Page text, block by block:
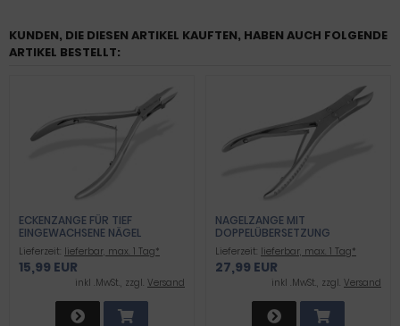
KUNDEN, DIE DIESEN ARTIKEL KAUFTEN, HABEN AUCH FOLGENDE
ARTIKEL BESTELLT:
ECKENZANGE FÜR TIEF
EINGEWACHSENE NÄGEL
EXCELLENT INOX 11,5CM
Lieferzeit: lieferbar, max. 1 Tag*
15,99 EUR
inkl .MwSt., zzgl. Versand
NAGELZANGE MIT
DOPPELÜBERSETZUNG
Lieferzeit: lieferbar, max. 1 Tag*
27,99 EUR
inkl .MwSt., zzgl. Versand